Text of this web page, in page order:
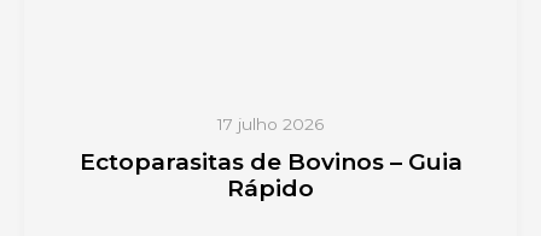
17 julho 2026
Ectoparasitas de Bovinos – Guia
Rápido